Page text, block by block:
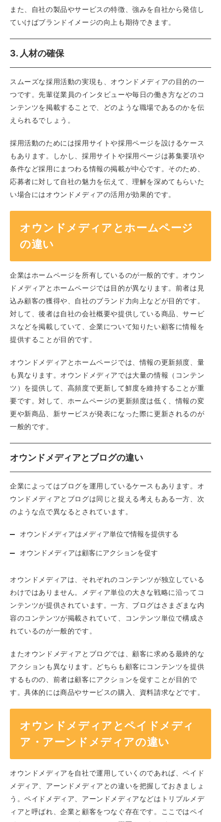
また、自社の製品やサービスの特徴、強みを自社から発信し
ていけばブランドイメージの向上も期待できます。
3. 人材の確保
スムーズな採用活動の実現も、オウンドメディアの目的の一
つです。先輩従業員のインタビューや毎日の働き方などのコ
ンテンツを掲載することで、どのような職場であるのかを伝
えられるでしょう。
採用活動のためには採用サイトや採用ページを設けるケース
もあります。しかし、採用サイトや採用ページは募集要項や
条件など採用にまつわる情報の掲載が中心です。そのため、
応募者に対して自社の魅力を伝えて、理解を深めてもらいた
い場合にはオウンドメディアの活用が効果的です。
オウンドメディアとホームページ
の違い
企業はホームページを所有しているのが一般的です。オウン
ドメディアとホームページでは目的が異なります。前者は見
込み顧客の獲得や、自社のブランド力向上などが目的です。
対して、後者は自社の会社概要や提供している商品、サービ
スなどを掲載していて、企業について知りたい顧客に情報を
提供することが目的です。
オウンドメディアとホームページでは、情報の更新頻度、量
も異なります。オウンドメディアでは大量の情報（コンテン
ツ）を提供して、高頻度で更新して鮮度を維持することが重
要です。対して、ホームページの更新頻度は低く、情報の変
更や新商品、新サービスが発表になった際に更新されるのが
一般的です。
オウンドメディアとブログの違い
企業によってはブログを運用しているケースもあります。オ
ウンドメディアとブログは同じと捉える考えもある一方、次
のような点で異なるとされています。
オウンドメディアはメディア単位で情報を提供する
オウンドメディアは顧客にアクションを促す
オウンドメディアは、それぞれのコンテンツが独立している
わけではありません。メディア単位の大きな戦略に沿ってコ
ンテンツが提供されています。一方、ブログはさまざまな内
容のコンテンツが掲載されていて、コンテンツ単位で構成さ
れているのが一般的です。
またオウンドメディアとブログでは、顧客に求める最終的な
アクションも異なります。どちらも顧客にコンテンツを提供
するものの、前者は顧客にアクションを促すことが目的で
す。具体的には商品やサービスの購入、資料請求などです。
オウンドメディアとペイドメディ
ア・アーンドメディアの違い
オウンドメディアを自社で運用していくのであれば、ペイド
メディア、アーンドメディアとの違いを把握しておきましょ
う。ペイドメディア、アーンドメディアなどはトリプルメデ
ィアと呼ばれ、企業と顧客をつなぐ存在です。ここではペイ